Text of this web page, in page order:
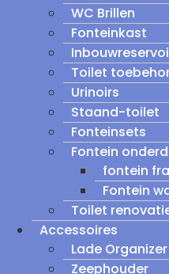
WC Brillen
Fonteinkast
Toilet
Urinoirs
Staand-toilet
Fonteinsets
Fontein
fontein
Fontein
Toilet
Accessoires
Lade Organizer
Zeephouder